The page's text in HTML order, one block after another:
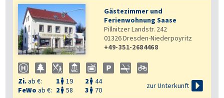

Gästezimmer und
Ferienwohnung Saase
Pillnitzer Landstr. 242
01326Dresden-Niederpoyritz
+49-351-2684468
Zi.ab €: 1  19 2  44
FeWo ab €: 2  58 3  70
zur Unterkunft 